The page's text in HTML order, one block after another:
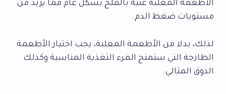
الأطعمة المعلبة غنية بالملح بشكل عام مما يزيد من
مستويات ضغط الدم.
لذلك، بدلا من الأطعمة المعلبة، يجب اختيار الأطعمة
الطازجة التي ستمنح المرء التغذية المناسبة وكذلك
الذوق المثالي.